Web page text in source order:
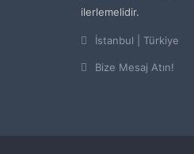
ilerlemelidir.
İstanbul | Türkiye
Bize Mesaj Atın!